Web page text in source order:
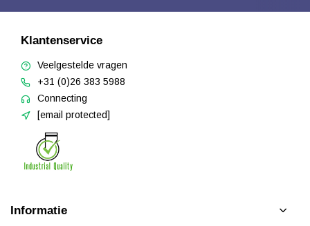
Klantenservice
Veelgestelde vragen
+31 (0)26 383 5988
Connecting
[email protected]
Informatie